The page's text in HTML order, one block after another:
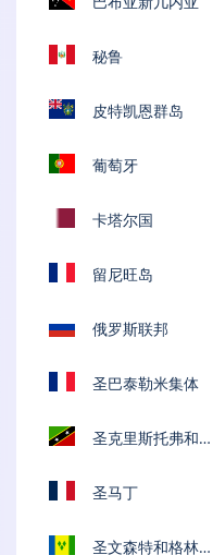
秘鲁
皮特凯恩群岛
葡萄牙
卡塔尔国
留尼旺岛
俄罗斯联邦
圣巴泰勒米集体
圣克里斯托弗和尼
维斯联邦
圣马丁
圣文森特和格林纳